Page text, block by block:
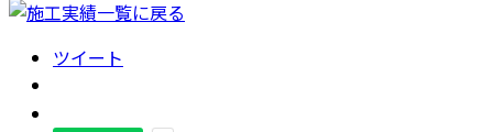
ツイート